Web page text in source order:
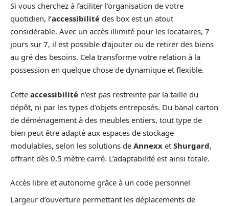
Si vous cherchez à faciliter l’organisation de votre
quotidien, l’accessibilité des box est un atout
considérable. Avec un accès illimité pour les locataires, 7
jours sur 7, il est possible d’ajouter ou de retirer des biens
au gré des besoins. Cela transforme votre relation à la
possession en quelque chose de dynamique et flexible.
Cette accessibilité n’est pas restreinte par la taille du
dépôt, ni par les types d’objets entreposés. Du banal carton
de déménagement à des meubles entiers, tout type de
bien peut être adapté aux espaces de stockage
modulables, selon les solutions de Annexx et Shurgard,
offrant dès 0,5 mètre carré. L’adaptabilité est ainsi totale.
Accès libre et autonome grâce à un code personnel
Largeur d’ouverture permettant les déplacements de